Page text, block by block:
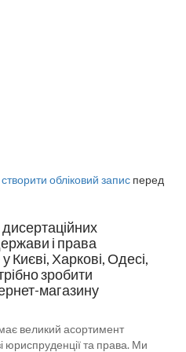
створити обліковий запис перед
і права
Києві, Харкові, Одесі,
зробити
магазину
великий асортимент
юриспруденції та права. Ми